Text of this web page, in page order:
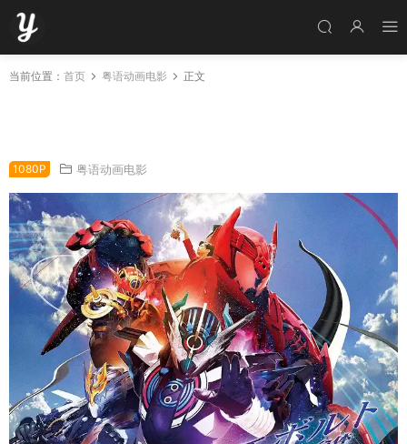
当前位置： 首页 粤语动画电影 正文
1080P 粤语动画电影